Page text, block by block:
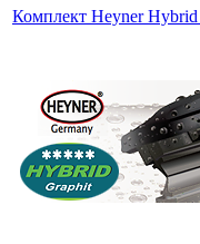
Комплект Heyner